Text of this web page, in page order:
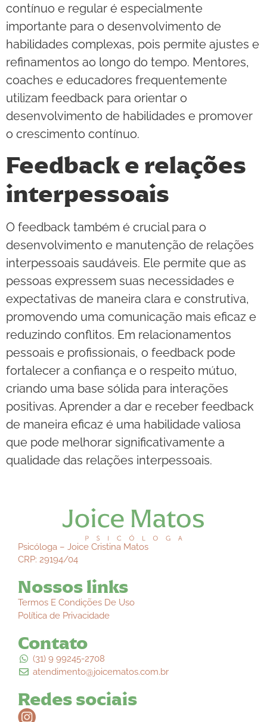
contínuo e regular é especialmente
importante para o desenvolvimento de
habilidades complexas, pois permite ajustes e
refinamentos ao longo do tempo. Mentores,
coaches e educadores frequentemente
utilizam feedback para orientar o
desenvolvimento de habilidades e promover
o crescimento contínuo.
Feedback e relações
interpessoais
O feedback também é crucial para o
desenvolvimento e manutenção de relações
interpessoais saudáveis. Ele permite que as
pessoas expressem suas necessidades e
expectativas de maneira clara e construtiva,
promovendo uma comunicação mais eficaz e
reduzindo conflitos. Em relacionamentos
pessoais e profissionais, o feedback pode
fortalecer a confiança e o respeito mútuo,
criando uma base sólida para interações
positivas. Aprender a dar e receber feedback
de maneira eficaz é uma habilidade valiosa
que pode melhorar significativamente a
qualidade das relações interpessoais.
Psicóloga – Joice Cristina Matos
CRP: 29194/04
Nossos links
Termos E Condições De Uso
Política de Privacidade
Contato
(31) 9 99245-2708
atendimento@joicematos.com.br
Redes sociais